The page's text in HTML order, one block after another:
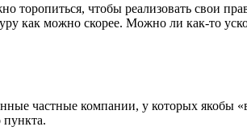
торопиться, чтобы реализовать свои
как можно скорее. Можно ли как-то
частные компании, у которых якобы